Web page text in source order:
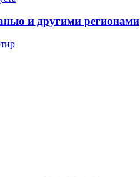
и другими регионами